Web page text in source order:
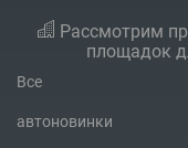
Рассмотрим
площадок
Все
автоновинки